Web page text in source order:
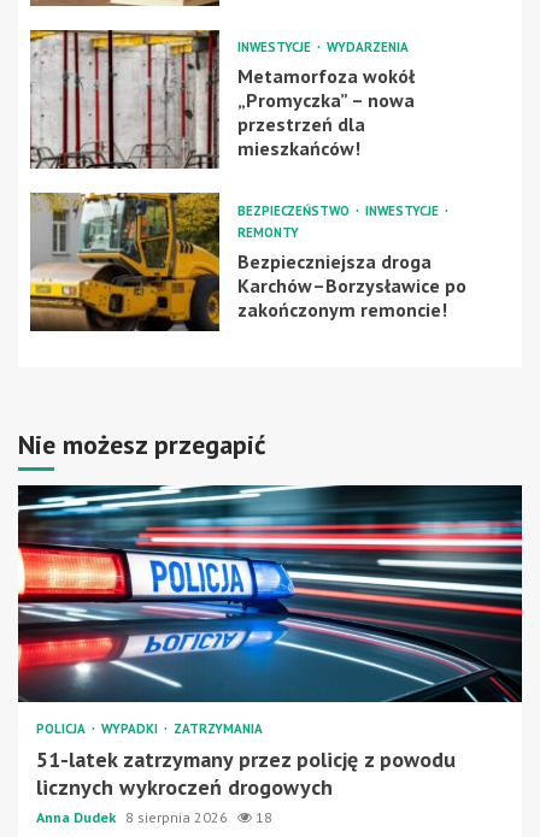
INWESTYCJE WYDARZENIA
Metamorfoza wokół
„Promyczka” – nowa
przestrzeń dla
mieszkańców!
BEZPIECZEŃSTWO
INWESTYCJE
REMONTY
Bezpieczniejsza droga
Karchów–Borzysławice po
zakończonym remoncie!
Nie możesz przegapić
POLICJA WYPADKI ZATRZYMANIA
51-latek zatrzymany przez policję z powodu
licznych wykroczeń drogowych
Anna Dudek 8 sierpnia 2026 18